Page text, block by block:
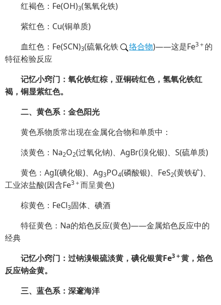
红褐色：Fe(OH)3(氢氧化铁)
紫红色：Cu(铜单质)
血红色：Fe(SCN)3(硫氰化铁 络合物)——这是Fe3＋ 的
特征检验反应
记忆小窍门：氧化铁红棕，亚铜砖红色，氢氧化铁红
褐，铜显紫红色。
二、黄色系：金色阳光
黄色系物质常出现在金属化合物和单质中：
淡黄色：Na2O2(过氧化钠)、AgBr(溴化银)、S(硫单质)
黄色：AgI(碘化银)、Ag3PO4(磷酸银)、FeS2(黄铁矿)、
工业浓盐酸(因含Fe3＋而呈黄色)
棕黄色：FeCl3固体、碘酒
特征黄色：Na的焰色反应(黄色)——金属焰色反应中的
经典
记忆小窍门：过钠溴银硫淡黄，碘化银黄Fe3＋黄，焰色
反应钠金黄。
三、蓝色系：深邃海洋